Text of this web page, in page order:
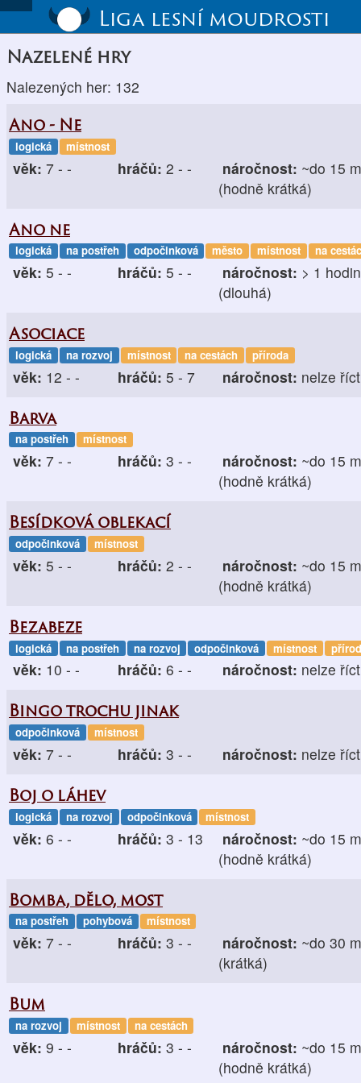
Liga lesní moudrosti
Nazelené hry
Nalezených her: 132
Ano - Ne
logická místnost
věk: 7 - - hráčů: 2 - - náročnost: ~do 15
(hodně krátká)
Ano ne
logická na postřeh odpočinková město místnost na
věk: 5 - - hráčů: 5 - - náročnost: > 1
(dlouhá)
Asociace
logická na rozvoj místnost na cestách příroda
věk: 12 - - hráčů: 5 - 7 náročnost: nelze říct
Barva
na postřeh místnost
věk: 7 - - hráčů: 3 - - náročnost: ~do 15
(hodně krátká)
Besídková oblekací
odpočinková místnost
věk: 5 - - hráčů: 2 - - náročnost: ~do 15
(hodně krátká)
Bezabeze
logická na postřeh na rozvoj odpočinková místnost
věk: 10 - - hráčů: 6 - - náročnost: nelze říct
Bingo trochu jinak
odpočinková místnost
věk: 7 - - hráčů: 3 - - náročnost: nelze říct
Boj o láhev
logická na rozvoj odpočinková místnost
věk: 6 - - hráčů: 3 - 13 náročnost: ~do 15
(hodně krátká)
Bomba, dělo, most
na postřeh pohybová místnost
věk: 7 - - hráčů: 3 - - náročnost: ~do 30
(krátká)
Bum
na rozvoj místnost na cestách
věk: 9 - - hráčů: 3 - - náročnost: ~do 15
(hodně krátká)